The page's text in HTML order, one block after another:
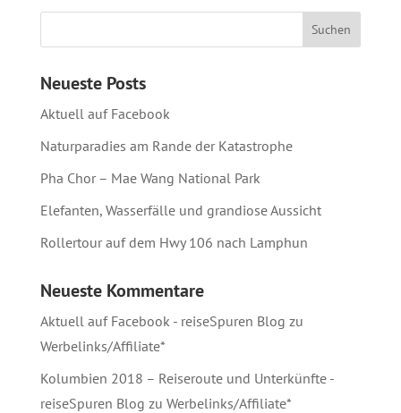
Neueste Posts
Aktuell auf Facebook
Naturparadies am Rande der Katastrophe
Pha Chor – Mae Wang National Park
Elefanten, Wasserfälle und grandiose Aussicht
Rollertour auf dem Hwy 106 nach Lamphun
Neueste Kommentare
Aktuell auf Facebook - reiseSpuren Blog zu
Werbelinks/Affiliate*
Kolumbien 2018 – Reiseroute und Unterkünfte -
reiseSpuren Blog zu Werbelinks/Affiliate*